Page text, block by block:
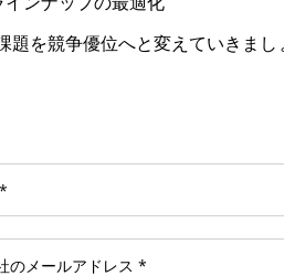
を競争優位へと変えていきまし